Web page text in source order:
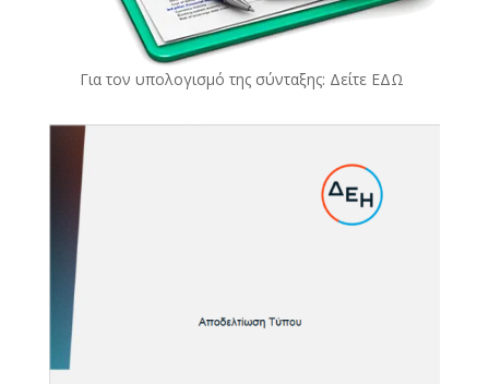
Για τον υπολογισμό της σύνταξης: Δείτε ΕΔΩ